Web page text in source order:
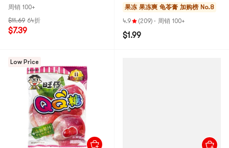
周销 100+
$11.69 64折
$7.39
果冻 果冻爽 龟苓膏 加购榜 No.8
4.9
(209) · 周销 100+
$1.99
Low Price